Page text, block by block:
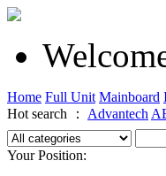
Home Full Unit Mainboard
Hot search ： Advantech
Your Position: